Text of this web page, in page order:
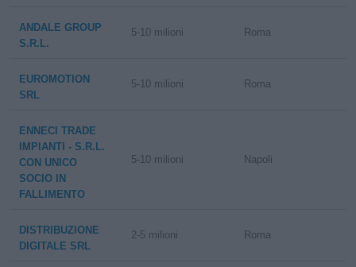
ANDALE GROUP
S.R.L.
5-10 milioni Roma
EUROMOTION
SRL
5-10 milioni Roma
ENNECI TRADE
IMPIANTI - S.R.L.
CON UNICO
SOCIO IN
FALLIMENTO
5-10 milioni Napoli
DISTRIBUZIONE
DIGITALE SRL
2-5 milioni Roma